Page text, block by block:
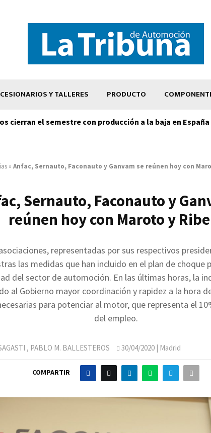
Y TALLERES PRODUCTO
cierran el semestre con producción a la baja en España
» Anfac, Sernauto, Faconauto y Ganvam se reúnen hoy con
Sernauto, Faconauto y
reúnen hoy con Maroto y
representadas por sus respectivos
las medidas que han incluido en el plan de choque
del sector de automoción. En las últimas horas, la
al Gobierno mayor coordinación y rapidez a la hora
para potenciar al motor, que representa el
del empleo.
, PABLO M. BALLESTEROS 30/04/2020 | Madrid
COMPARTIR